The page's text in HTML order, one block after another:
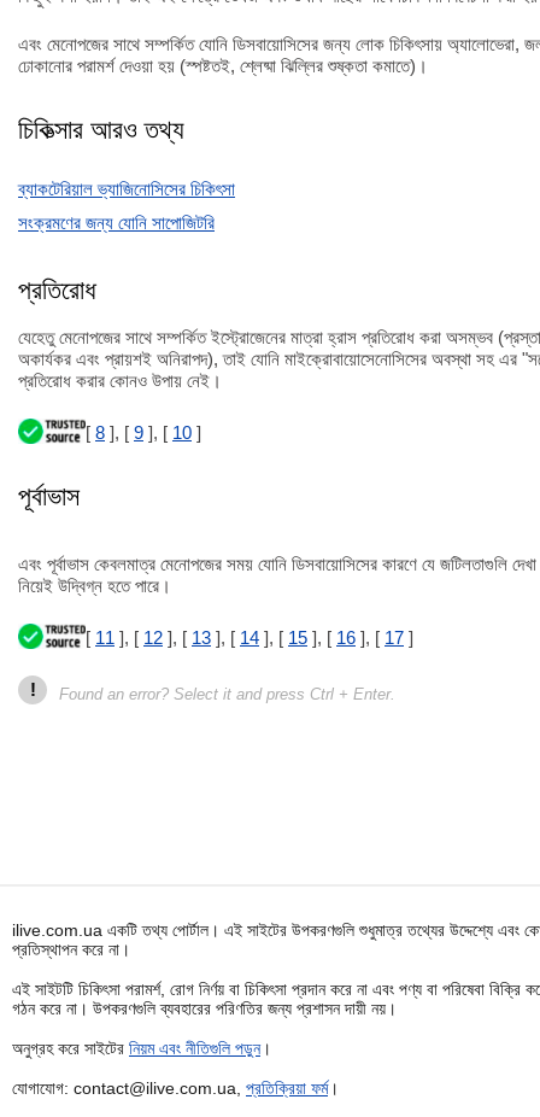
এবং মেনোপজের সাথে সম্পর্কিত যোনি ডিসবায়োসিসের জন্য লোক চিকিৎসায় অ্যালোভেরা,
ঢোকানোর পরামর্শ দেওয়া হয় (স্পষ্টতই, শ্লেষ্মা ঝিল্লির শুষ্কতা কমাতে)।
চিকিত্সার আরও তথ্য
ব্যাকটেরিয়াল ভ্যাজিনোসিসের চিকিৎসা
সংক্রমণের জন্য যোনি সাপোজিটরি
প্রতিরোধ
যেহেতু মেনোপজের সাথে সম্পর্কিত ইস্ট্রোজেনের মাত্রা হ্রাস প্রতিরোধ করা অসম্ভব
অকার্যকর এবং প্রায়শই অনিরাপদ), তাই যোনি মাইক্রোবায়োসেনোসিসের অবস্থা সহ এর
প্রতিরোধ করার কোনও উপায় নেই।
[ 8 ], [ 9 ], [ 10 ]
পূর্বাভাস
এবং পূর্বাভাস কেবলমাত্র মেনোপজের সময় যোনি ডিসবায়োসিসের কারণে যে জটিলতাগুলি
নিয়েই উদ্বিগ্ন হতে পারে।
[ 11 ], [ 12 ], [ 13 ], [ 14 ], [ 15 ], [ 16 ], [ 17 ]
! Found an error? Select it and press Ctrl + Enter.
ilive.com.ua একটি তথ্য পোর্টাল। এই সাইটের উপকরণগুলি শুধুমাত্র তথ্যের উদ্দেশ্যে এবং
প্রতিস্থাপন করে না।
এই সাইটটি চিকিৎসা পরামর্শ, রোগ নির্ণয় বা চিকিৎসা প্রদান করে না এবং পণ্য বা পরিষেবা
গঠন করে না। উপকরণগুলি ব্যবহারের পরিণতির জন্য প্রশাসন দায়ী নয়।
অনুগ্রহ করে সাইটের নিয়ম এবং নীতিগুলি পড়ুন।
যোগাযোগ: contact@ilive.com.ua, প্রতিক্রিয়া ফর্ম।